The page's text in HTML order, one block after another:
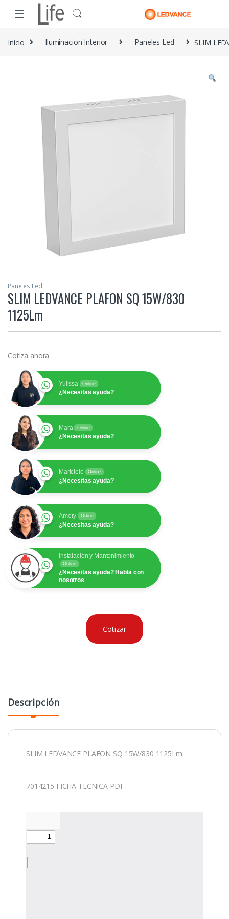
Skip to navigation
Skip to content
Inicio Iluminacion Interior Paneles Led SLIM
Paneles Led
SLIM LEDVANCE PLAFON SQ 15W/830
1125Lm
Cotiza ahora
Yulissa Online
¿Necesitas ayuda?
Mara Online
¿Necesitas ayuda?
Maricielo Online
¿Necesitas ayuda?
Amery Online
¿Necesitas ayuda?
Instalación y Mantenimiento
Online
¿Necesitas ayuda? Habla con
nosotros
Cotizar
Descripción
SLIM LEDVANCE PLAFON SQ 15W/830 1125Lm
7014215 FICHA TECNICA PDF